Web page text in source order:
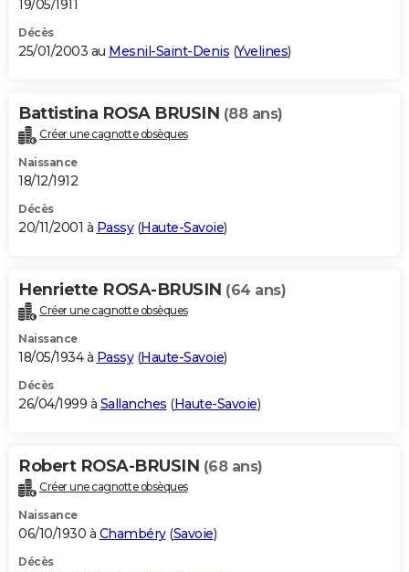
19/05/1911
Décès
25/01/2003 au Mesnil-Saint-Denis (Yvelines)
Battistina ROSA BRUSIN (88 ans)
Créer une cagnotte obsèques
Naissance
18/12/1912
Décès
20/11/2001 à Passy(Haute-Savoie)
Henriette ROSA-BRUSIN (64 ans)
Créer une cagnotte obsèques
Naissance
18/05/1934 à Passy(Haute-Savoie)
Décès
26/04/1999 à Sallanches (Haute-Savoie)
Robert ROSA-BRUSIN (68 ans)
Créer une cagnotte obsèques
Naissance
06/10/1930 à Chambéry(Savoie)
Décès